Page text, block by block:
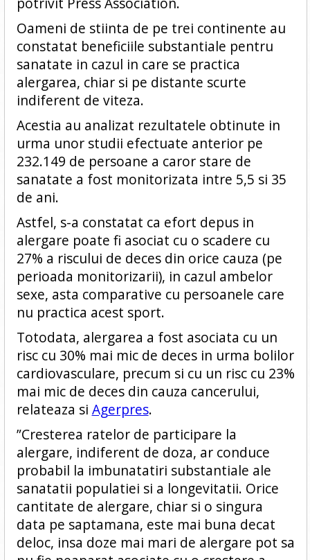
Oameni de stiinta de pe trei continente au
constatat beneficiile substantiale pentru
sanatate in cazul in care se practica
alergarea, chiar si pe distante scurte
indiferent de viteza.
Acestia au analizat rezultatele obtinute in
urma unor studii efectuate anterior pe
232.149 de persoane a caror stare de
sanatate a fost monitorizata intre 5,5 si 35
de ani.
Astfel, s-a constatat ca efort depus in
alergare poate fi asociat cu o scadere cu
27% a riscului de deces din orice cauza (pe
perioada monitorizarii), in cazul ambelor
sexe, asta comparative cu persoanele care
nu practica acest sport.
Totodata, alergarea a fost asociata cu un
risc cu 30% mai mic de deces in urma bolilor
cardiovasculare, precum si cu un risc cu 23%
mai mic de deces din cauza cancerului,
relateaza si Agerpres.
”Cresterea ratelor de participare la
alergare, indiferent de doza, ar conduce
probabil la imbunatatiri substantiale ale
sanatatii populatiei si a longevitatii. Orice
cantitate de alergare, chiar si o singura
data pe saptamana, este mai buna decat
deloc, insa doze mai mari de alergare pot sa